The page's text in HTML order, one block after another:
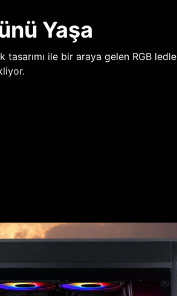
Yaşa
tasarımı ile bir araya gelen RGB